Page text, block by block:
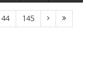
145